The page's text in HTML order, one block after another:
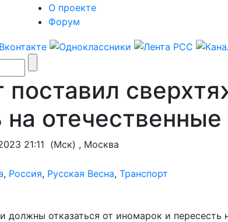
О проекте
Форум
поставил
на отечественные
21:11 (Мск) , Москва
, Россия, Русская Весна, Транспорт
должны отказаться от иномарок и пересесть